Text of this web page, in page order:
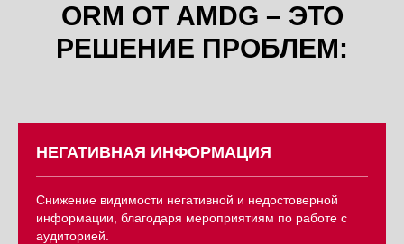
ORM ОТ AMDG – ЭТО
РЕШЕНИЕ ПРОБЛЕМ:
НЕГАТИВНАЯ ИНФОРМАЦИЯ
Снижение видимости негативной и недостоверной
информации, благодаря мероприятиям по работе с
аудиторией.